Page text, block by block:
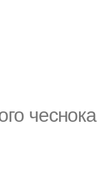
чеснока